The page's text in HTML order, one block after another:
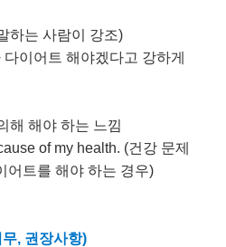
하는 사람이 강조)
다이어트 해야겠다고 강하게
해 해야 하는 느낌
of my health. (건강 문제
어트를 해야 하는 경우)
, 권장사항)